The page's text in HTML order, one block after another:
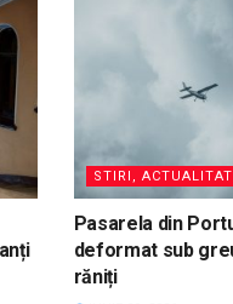
STIRI,
Pasarela din
deformat sub
răniți